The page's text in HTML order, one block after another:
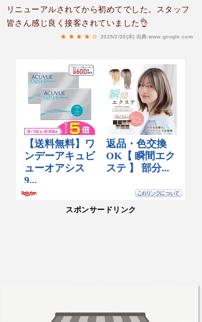
リニューアルされてから初めてでした。スタッフ
皆さん感じ良く接客されていました👌
2025/2/20(木) 出典:www.google.com
スポンサードリンク